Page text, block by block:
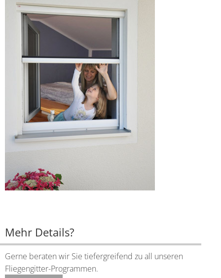
Mehr Details?
Gerne beraten wir Sie tiefergreifend zu all unseren
Fliegengitter-Programmen.